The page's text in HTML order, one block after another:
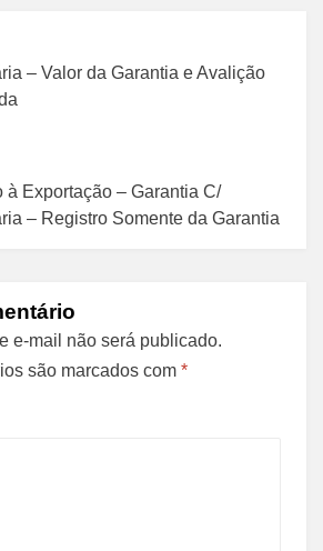
– Valor da Garantia e Avalição
à Exportação – Garantia C/
– Registro Somente da Garantia
e-mail não será publicado.
são marcados com *